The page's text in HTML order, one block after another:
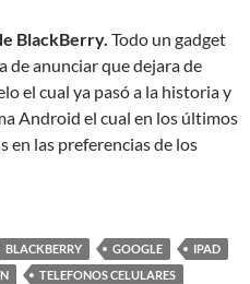
BlackBerry. Todo un gadget
de anunciar que dejara de
el cual ya pasó a la historia y
Android el cual en los últimos
en las preferencias de los
BLACKBERRY GOOGLE
IPAD
TELEFONOS CELULARES